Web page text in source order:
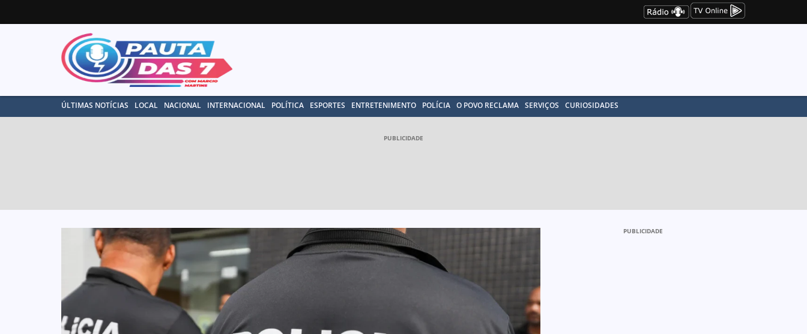
ÚLTIMAS NOTÍCIAS LOCAL NACIONAL INTERNACIONAL POLÍTICA ESPORTES ENTRETENIMENTO POLÍCIA O POVO RECLAMA SERVIÇOS CURIOSIDADES
PUBLICIDADE
PUBLICIDADE